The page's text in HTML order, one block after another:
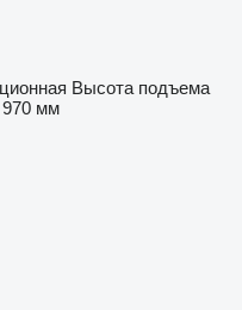
Высота подъема
970 мм